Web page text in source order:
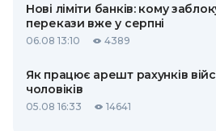
Нові ліміти банків: кому
перекази вже у серпні
06.08 13:10 4389
Як працює арешт рахунків
чоловіків
05.08 16:33 14641